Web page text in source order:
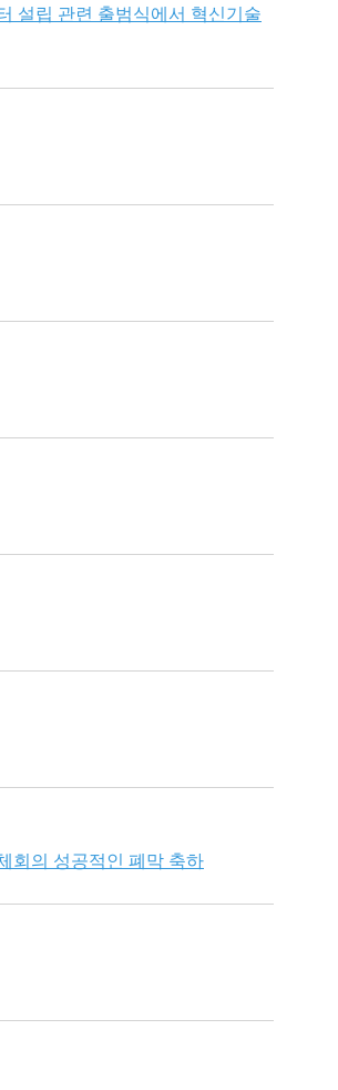
설립 관련 출범식에서 혁신기술
회의 성공적인 폐막 축하